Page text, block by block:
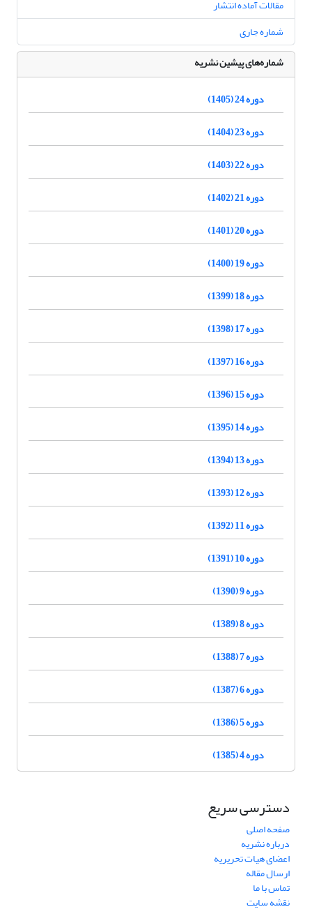
مقالات آماده انتشار
شماره جاری
شماره‌های پیشین نشریه
دوره 24 (1405)
دوره 23 (1404)
دوره 22 (1403)
دوره 21 (1402)
دوره 20 (1401)
دوره 19 (1400)
دوره 18 (1399)
دوره 17 (1398)
دوره 16 (1397)
دوره 15 (1396)
دوره 14 (1395)
دوره 13 (1394)
دوره 12 (1393)
دوره 11 (1392)
دوره 10 (1391)
دوره 9 (1390)
دوره 8 (1389)
دوره 7 (1388)
دوره 6 (1387)
دوره 5 (1386)
دوره 4 (1385)
دسترسی سریع
صفحه اصلی
درباره نشریه
اعضای هیات تحریریه
ارسال مقاله
تماس با ما
نقشه سایت